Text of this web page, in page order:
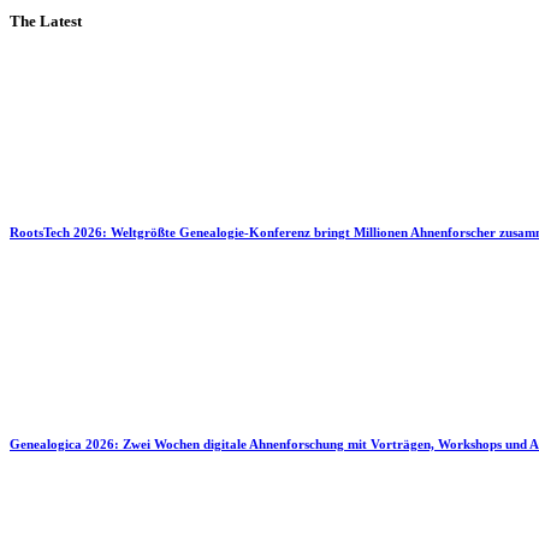
The Latest
RootsTech 2026: Weltgrößte Genealogie-Konferenz bringt Millionen Ahnenforscher
Genealogica 2026: Zwei Wochen digitale Ahnenforschung mit Vorträgen, Workshops und